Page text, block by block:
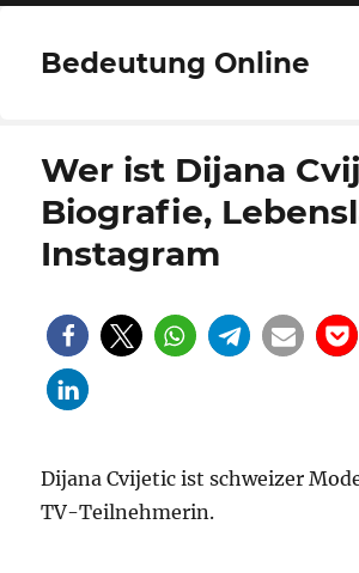
Bedeutung Online
Wer ist Dijana
Biografie,
Instagram
Dijana Cvijetic ist schweizer
TV-Teilnehmerin.